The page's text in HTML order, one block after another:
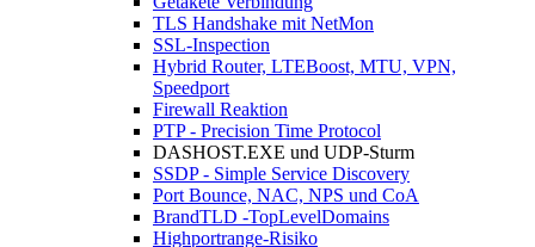
TLS Handshake mit NetMon
SSL-Inspection
Hybrid Router, LTEBoost, MTU, VPN,
Speedport
Firewall Reaktion
PTP - Precision Time Protocol
DASHOST.EXE und UDP-Sturm
SSDP - Simple Service Discovery
Port Bounce, NAC, NPS und CoA
BrandTLD -TopLevelDomains
Highportrange-Risiko